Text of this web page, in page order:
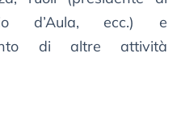
d’Aula, ecc.) e
di altre attività